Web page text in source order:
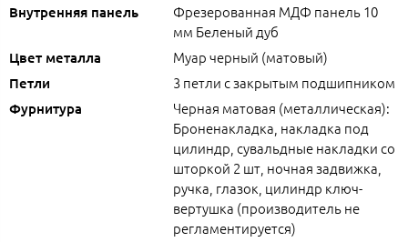
Внутренняя панель
Фрезерованная МДФ панель 10
мм Беленый дуб
Цвет металла Муар черный (матовый)
Петли 3 петли с закрытым подшипником
Фурнитура
Черная матовая (металлическая):
Броненакладка, накладка под
цилиндр, сувальдные накладки со
шторкой 2 шт, ночная задвижка,
ручка, глазок, цилиндр ключ-
вертушка (производитель не
регламентируется)